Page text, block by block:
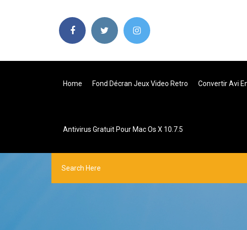
Home Fond Décran Jeux Video Retro Convertir Avi
Antivirus Gratuit Pour Mac Os X 10.7.5